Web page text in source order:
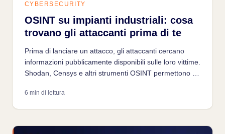
CYBERSECURITY
OSINT su impianti industriali: cosa
trovano gli attaccanti prima di te
Prima di lanciare un attacco, gli attaccanti cercano
informazioni pubblicamente disponibili sulle loro vittime.
Shodan, Censys e altri strumenti OSINT permettono di
Capire cosa vedono è il primo passo per ridurre la
6 min di lettura